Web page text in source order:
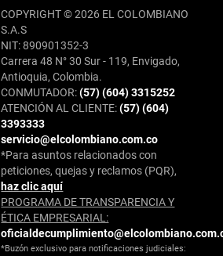
COPYRIGHT © 2026 EL COLOMBIANO
S.A.S
NIT: 890901352-3
Carrera 48 N° 30 Sur - 119, Envigado,
Antioquia, Colombia.
CONMUTADOR:(57) (604) 3315252
ATENCIÓN AL CLIENTE:(57) (604)
3393333
servicio@elcolombiano.com.co
*Para asuntos relacionados con
peticiones, quejas y reclamos (PQR),
haz clic aquí
PROGRAMA DE TRANSPARENCIA Y
ÉTICA EMPRESARIAL:
*Buzón exclusivo para notificaciones judiciales: